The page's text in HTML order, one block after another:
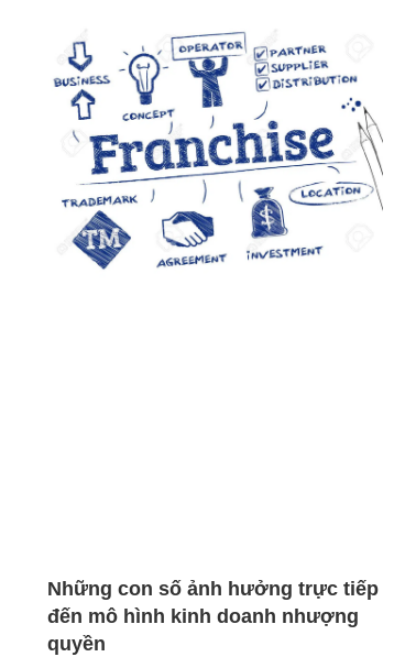
Những con số ảnh hưởng trực tiếp
đến mô hình kinh doanh nhượng
quyền